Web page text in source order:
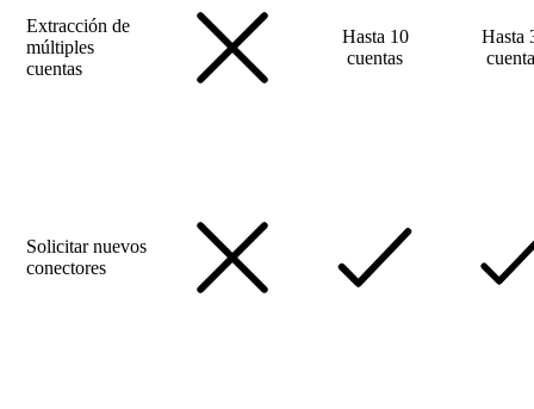
Extracción de
múltiples
cuentas
Hasta 10
cuentas
Hasta
Solicitar nuevos
conectores